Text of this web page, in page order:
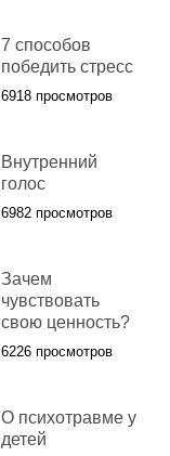
7 способов
победить стресс
6918 просмотров
Внутренний
голос
6982 просмотров
Зачем
чувствовать
свою ценность?
6226 просмотров
О психотравме у
детей